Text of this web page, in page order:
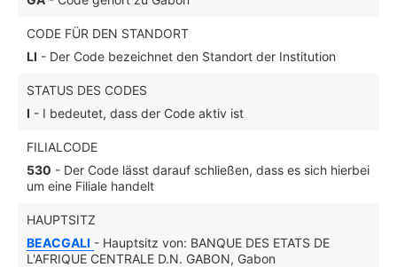
CODE FÜR DEN STANDORT
LI - Der Code bezeichnet den Standort der Institution
STATUS DES CODES
I - I bedeutet, dass der Code aktiv ist
FILIALCODE
530 - Der Code lässt darauf schließen, dass es sich hierbei
um eine Filiale handelt
HAUPTSITZ
BEACGALI - Hauptsitz von: BANQUE DES ETATS DE
L'AFRIQUE CENTRALE D.N. GABON, Gabon